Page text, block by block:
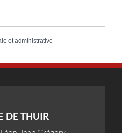
et administrative
DE THUIR